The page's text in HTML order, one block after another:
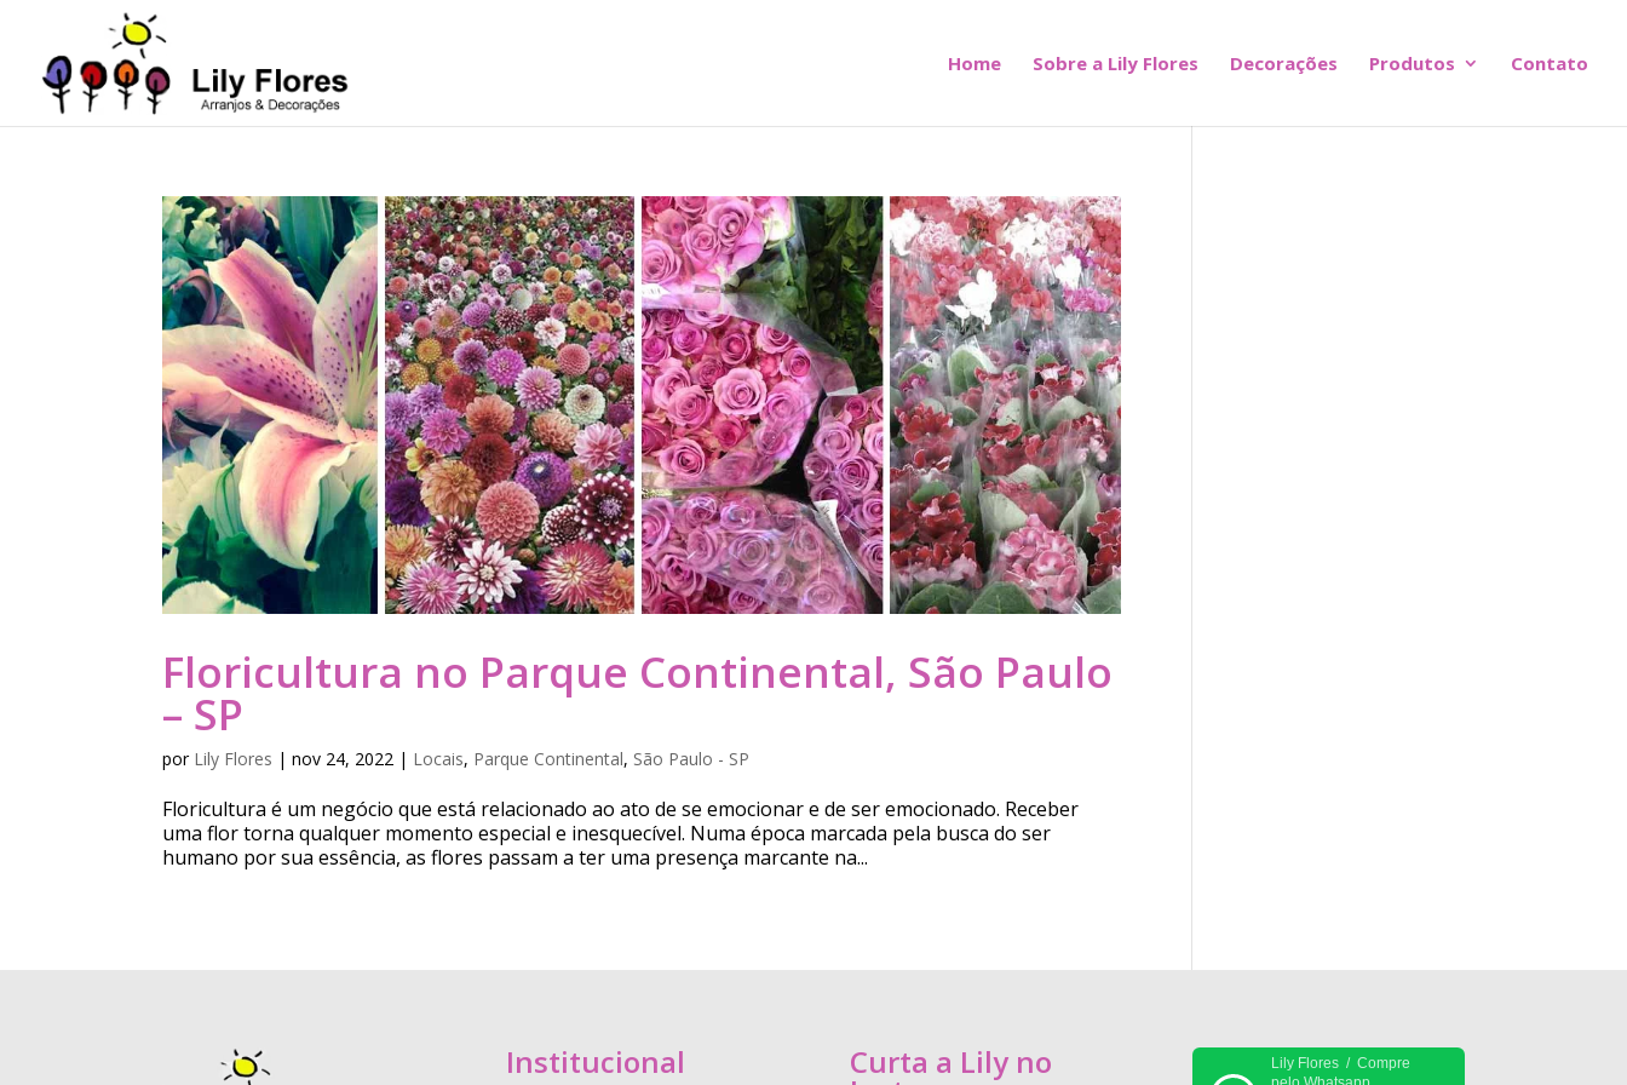
Home Sobre a Lily Flores Decorações Produtos Contato
Floricultura no Parque Continental, São Paulo
– SP
por Lily Flores |nov 24, 2022 | Locais, Parque Continental, São Paulo - SP
Floricultura é um negócio que está relacionado ao ato de se emocionar e de ser emocionado. Receber
uma flor torna qualquer momento especial e inesquecível. Numa época marcada pela busca do ser
humano por sua essência, as flores passam a ter uma presença marcante na...
Institucional Curta a Lily no
Lily Flores / Compre